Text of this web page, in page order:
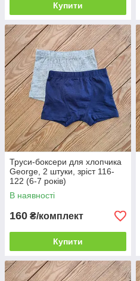
Купити
Труси-боксери для хлопчика
George, 2 штуки, зріст 116-
122 (6-7 років)
В наявності
160 ₴/комплект
Купити